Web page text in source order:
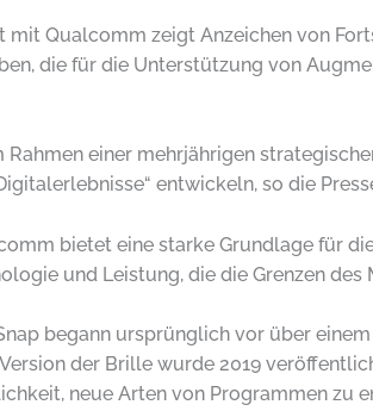
mit Qualcomm zeigt Anzeichen von
die für die Unterstützung von
einer mehrjährigen
entwickeln, so die
bietet eine starke Grundlage für
und Leistung, die die Grenzen des
begann ursprünglich vor über
der Brille wurde 2019
neue Arten von Programmen zu